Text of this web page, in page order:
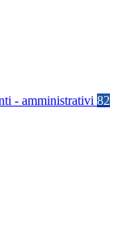
- amministrativi 82